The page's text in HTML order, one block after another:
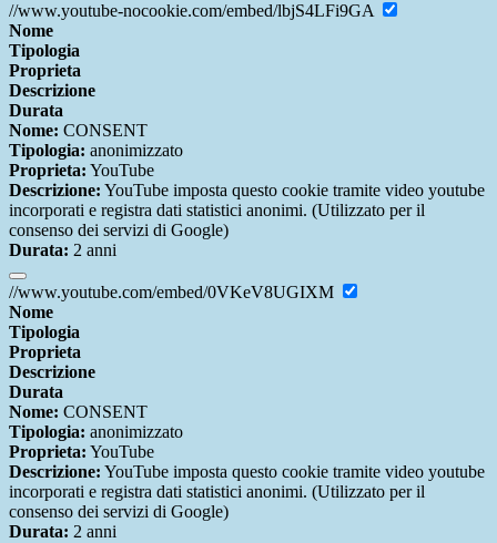
//www.youtube-nocookie.com/embed/lbjS4LFi9GA
Nome
Tipologia
Proprieta
Descrizione
Durata
Nome: CONSENT
Tipologia: anonimizzato
Proprieta: YouTube
Descrizione: YouTube imposta questo cookie tramite video youtube
incorporati e registra dati statistici anonimi. (Utilizzato per il
consenso dei servizi di Google)
Durata: 2 anni
//www.youtube.com/embed/0VKeV8UGIXM
Nome
Tipologia
Proprieta
Descrizione
Durata
Nome: CONSENT
Tipologia: anonimizzato
Proprieta: YouTube
Descrizione: YouTube imposta questo cookie tramite video youtube
incorporati e registra dati statistici anonimi. (Utilizzato per il
consenso dei servizi di Google)
Durata: 2 anni